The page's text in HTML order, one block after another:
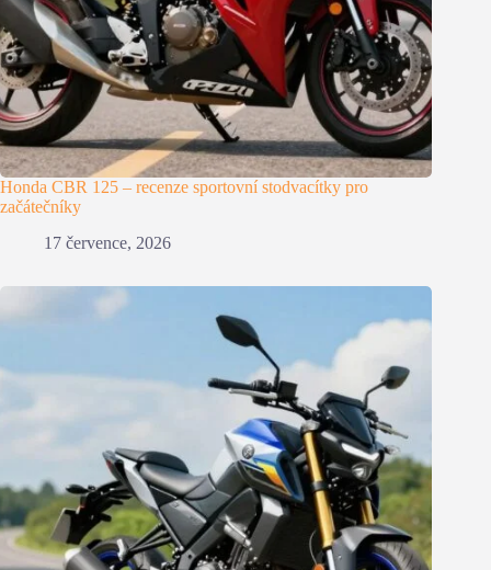
Honda CBR 125 – recenze sportovní stodvacítky pro
začátečníky
17 července, 2026